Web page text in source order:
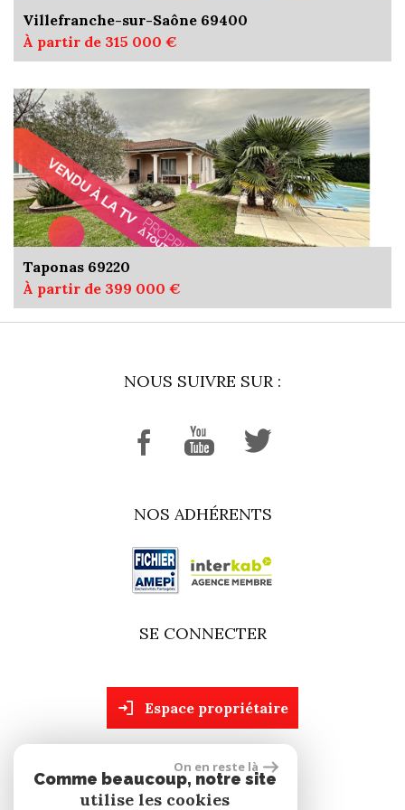
Villefranche-sur-Saône 69400
À partir de 315 000 €
Taponas 69220
À partir de 399 000 €
NOUS SUIVRE SUR :
NOS ADHÉRENTS
SE CONNECTER
espace propriétaire
site réalisé par
On en reste là
Comme beaucoup, notre site
utilise les cookies